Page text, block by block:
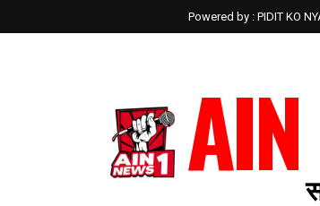
Powered by : PIDIT KO
AIN